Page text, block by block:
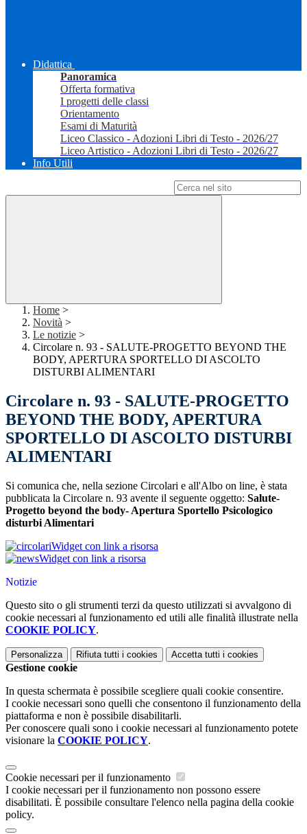
Didattica
Panoramica
Offerta formativa
I progetti delle classi
Orientamento
Esami di Maturità
Liceo Classico - Adozioni Libri di Testo - 2026/27
Liceo Artistico - Adozioni Libri di Testo - 2026/27
Info Utili
Home >
Novità >
Le notizie >
Circolare n. 93 - SALUTE-PROGETTO BEYOND THE
BODY, APERTURA SPORTELLO DI ASCOLTO
DISTURBI ALIMENTARI
Circolare n. 93 - SALUTE-PROGETTO
BEYOND THE BODY, APERTURA
SPORTELLO DI ASCOLTO DISTURBI
ALIMENTARI
Si comunica che, nella sezione Circolari e all'Albo on line, è stata
pubblicata la Circolare n. 93 avente il seguente oggetto: Salute-
Progetto beyond the body- Apertura Sportello Psicologico
disturbi Alimentari
Widget con link a risorsa
Widget con link a risorsa
Notizie
Questo sito o gli strumenti terzi da questo utilizzati si avvalgono di
cookie necessari al funzionamento ed utili alle finalità illustrate nella
COOKIE POLICY.
Personalizza Rifiuta tutti i cookies Accetta tutti i cookies
Gestione cookie
In questa schermata è possibile scegliere quali cookie consentire.
I cookie necessari sono quelli che consentono il funzionamento della
piattaforma e non è possibile disabilitarli.
Per conoscere quali sono i cookie necessari al funzionamento potete
visionare la COOKIE POLICY.
Cookie necessari per il funzionamento
I cookie necessari per il funzionamento non possono essere
disabilitati. È possibile consultare l'elenco nella pagina della cookie
policy.